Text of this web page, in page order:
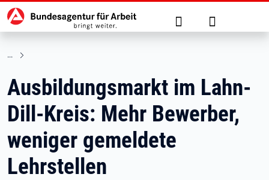
zu den Hauptinhalten springen
Hauptnavigation Suche Anmelden
Ausbildungsmarkt im Lahn-
Dill-Kreis: Mehr Bewerber,
weniger gemeldete
Lehrstellen